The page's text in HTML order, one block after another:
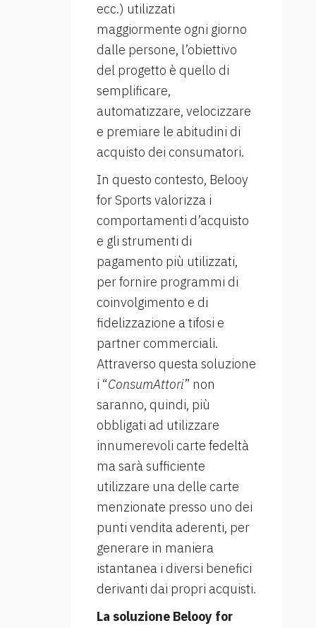
ecc.) utilizzati
maggiormente ogni giorno
dalle persone, l’obiettivo
del progetto è quello di
semplificare,
automatizzare, velocizzare
e premiare le abitudini di
acquisto dei consumatori.
In questo contesto, Belooy
for Sports valorizza i
comportamenti d’acquisto
e gli strumenti di
pagamento più utilizzati,
per fornire programmi di
coinvolgimento e di
fidelizzazione a tifosi e
partner commerciali.
Attraverso questa soluzione
i “ConsumAttori” non
saranno, quindi, più
obbligati ad utilizzare
innumerevoli carte fedeltà
ma sarà sufficiente
utilizzare una delle carte
menzionate presso uno dei
punti vendita aderenti, per
generare in maniera
istantanea i diversi benefici
derivanti dai propri acquisti.
La soluzione Belooy for